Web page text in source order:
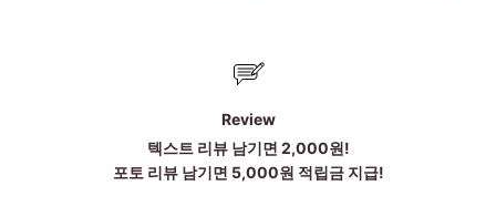
Review
텍스트 리뷰 남기면 2,000원!
포토 리뷰 남기면 5,000원 적립금 지급!